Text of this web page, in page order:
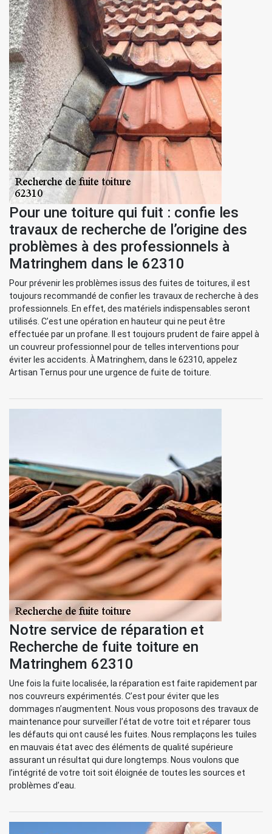
Pour une toiture qui fuit : confie les
travaux de recherche de l’origine des
problèmes à des professionnels à
Matringhem dans le 62310
Pour prévenir les problèmes issus des fuites de toitures, il est
toujours recommandé de confier les travaux de recherche à des
professionnels. En effet, des matériels indispensables seront
utilisés. C’est une opération en hauteur qui ne peut être
effectuée par un profane. Il est toujours prudent de faire appel à
un couvreur professionnel pour de telles interventions pour
éviter les accidents. À Matringhem, dans le 62310, appelez
Artisan Ternus pour une urgence de fuite de toiture.
Notre service de réparation et
Recherche de fuite toiture en
Matringhem 62310
Une fois la fuite localisée, la réparation est faite rapidement par
nos couvreurs expérimentés. C’est pour éviter que les
dommages n’augmentent. Nous vous proposons des travaux de
maintenance pour surveiller l’état de votre toit et réparer tous
les défauts qui ont causé les fuites. Nous remplaçons les tuiles
en mauvais état avec des éléments de qualité supérieure
assurant un résultat qui dure longtemps. Nous voulons que
l’intégrité de votre toit soit éloignée de toutes les sources et
problèmes d’eau.